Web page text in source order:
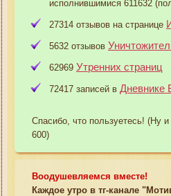
исполнившимися 611632
27314 отзывов на странице
5632 отзывов
62969 Утренних страниц
72417 записей в Дневнике
Спасибо, что пользуетесь! (Ну и
600)
Воодушевляемся вместе!
Каждое утро в тг-канале